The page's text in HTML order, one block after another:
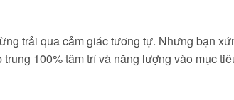
trải qua cảm giác tương tự. Nhưng bạn
100% tâm trí và năng lượng vào mục